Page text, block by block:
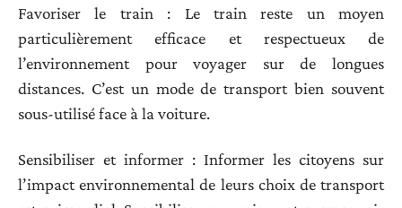
Favoriser le train : Le train reste un moyen
particulièrement efficace et respectueux de
l’environnement pour voyager sur de longues
distances. C’est un mode de transport bien souvent
sous-utilisé face à la voiture.
Sensibiliser et informer : Informer les citoyens sur
l’impact environnemental de leurs choix de transport